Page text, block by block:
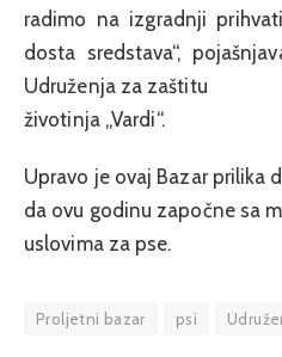
radimo na izgradnji
dosta sredstava“,
Udruženja za zaštitu
životinja „Vardi“.
Upravo je ovaj Bazar prilika
da ovu godinu započne sa
uslovima za pse.
Proljetni bazar psi